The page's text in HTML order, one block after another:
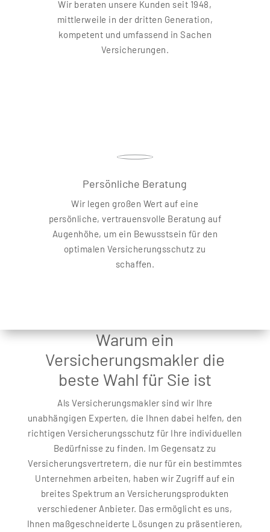
Wir beraten unsere Kunden seit 1948,
mittlerweile in der dritten Generation,
kompetent und umfassend in Sachen
Versicherungen.
Persönliche Beratung
Wir legen großen Wert auf eine
persönliche, vertrauensvolle Beratung auf
Augenhöhe, um ein Bewusstsein für den
optimalen Versicherungsschutz zu
schaffen.
Warum ein
Versicherungsmakler die
beste Wahl für Sie ist
Als Versicherungsmakler sind wir Ihre
unabhängigen Experten, die Ihnen dabei helfen, den
richtigen Versicherungsschutz für Ihre individuellen
Bedürfnisse zu finden. Im Gegensatz zu
Versicherungsvertretern, die nur für ein bestimmtes
Unternehmen arbeiten, haben wir Zugriff auf ein
breites Spektrum an Versicherungsprodukten
verschiedener Anbieter. Das ermöglicht es uns,
Ihnen maßgeschneiderte Lösungen zu präsentieren,